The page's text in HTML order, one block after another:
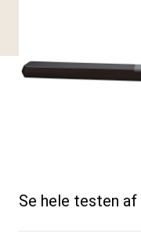
Se hele testen af